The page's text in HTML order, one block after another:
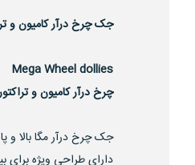
جک چرخ درآر کامیون و
Mega Wheel dollies
چرخ درآر کامیون و
جک چرخ درآر مگا بالا و
دارای طراحی ویژه برای